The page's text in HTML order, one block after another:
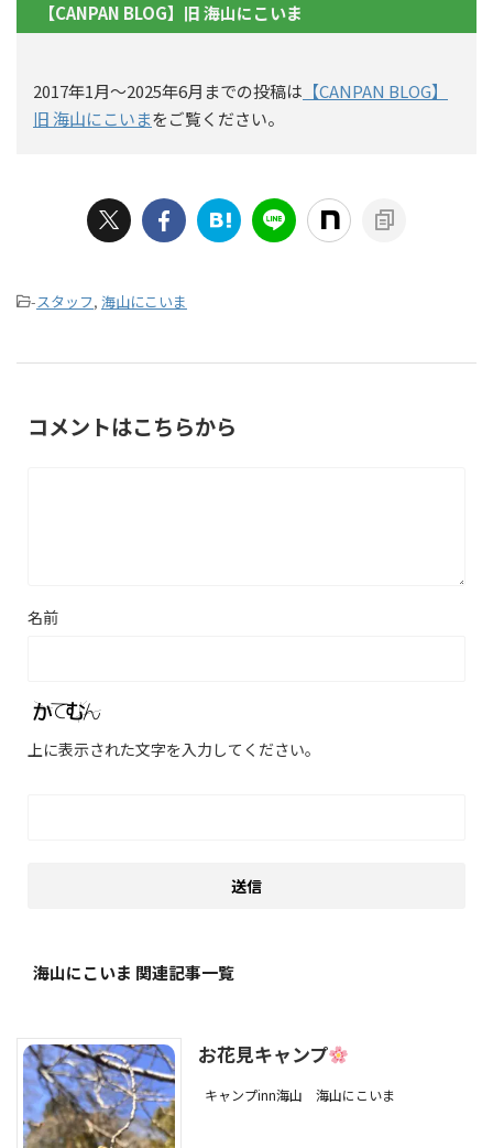
【CANPAN BLOG】旧 海山にこいま
2017年1月〜2025年6月までの投稿は 【CANPAN BLOG】
旧 海山にこいまをご覧ください。
-スタッフ, 海山にこいま
コメントはこちらから
名前
上に表示された文字を入力してください。
海山にこいま 関連記事一覧
お花見キャンプ
キャンプinn海山 海山にこいま